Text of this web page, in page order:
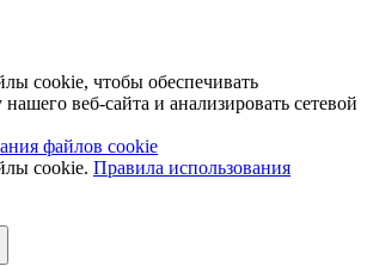
cookie, чтобы обеспечивать
веб-сайта и анализировать сетевой
файлов cookie
cookie. Правила использования